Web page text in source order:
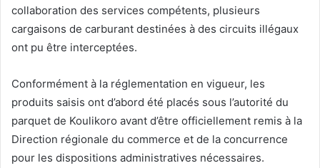
collaboration des services compétents, plusieurs
cargaisons de carburant destinées à des circuits illégaux
ont pu être interceptées.
Conformément à la réglementation en vigueur, les
produits saisis ont d’abord été placés sous l’autorité du
parquet de Koulikoro avant d’être officiellement remis à la
Direction régionale du commerce et de la concurrence
pour les dispositions administratives nécessaires.